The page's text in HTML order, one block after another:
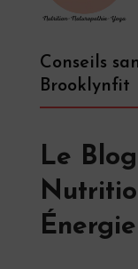
Conseils
Brooklynfit
Le